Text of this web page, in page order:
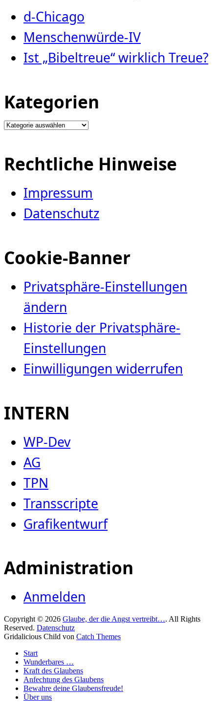
d-Chicago
Menschenwürde-IV
Ist „Bibeltreue“ wirklich Treue?
Kategorien
Kategorien
Rechtliche Hinweise
Impressum
Datenschutz
Cookie-Banner
Privatsphäre-Einstellungen
ändern
Historie der Privatsphäre-
Einstellungen
Einwilligungen widerrufen
INTERN
WP-Dev
AG
TPN
Transscripte
Grafikentwurf
Administration
Anmelden
Copyright © 2026 Glaube, der die Angst vertreibt…. All Rights
Reserved. Datenschutz
Gridalicious Child von Catch Themes
oben
scrollen
Start
Wunderbares …
Kraft des Glaubens
Anfechtung des Glaubens
Bewahre deine Glaubensfreude!
Über uns